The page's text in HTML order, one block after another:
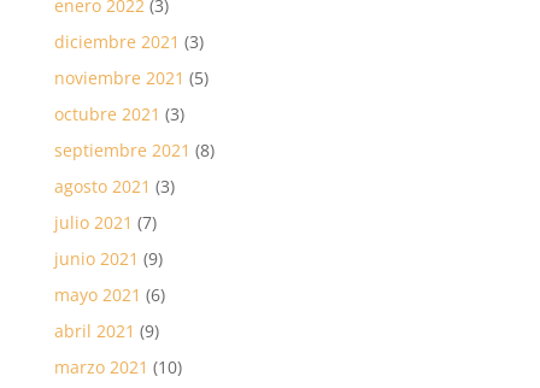
enero 2022(3)
diciembre 2021 (3)
noviembre 2021 (5)
octubre 2021 (3)
septiembre 2021 (8)
agosto 2021 (3)
julio 2021 (7)
junio 2021 (9)
mayo 2021 (6)
abril 2021 (9)
marzo 2021 (10)